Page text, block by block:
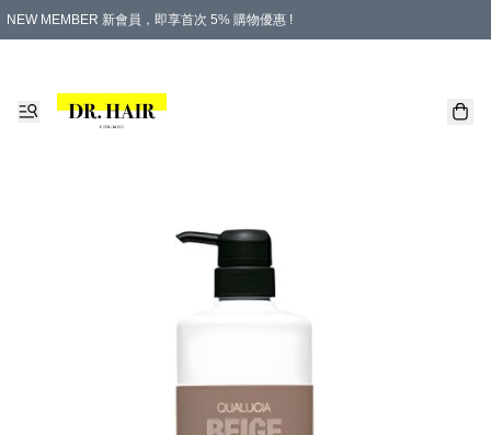
NEW MEMBER 新會員，即享首次 5% 購物優惠 !